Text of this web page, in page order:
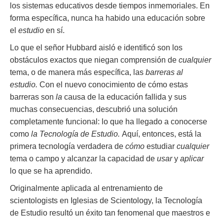
los sistemas educativos desde tiempos inmemoriales. En
forma específica, nunca ha habido una educación sobre
el estudio en sí.
Lo que el señor Hubbard aisló e identificó son los
obstáculos exactos que niegan comprensión de cualquier
tema, o de manera más específica, las barreras al
estudio. Con el nuevo conocimiento de cómo estas
barreras son la causa de la educación fallida y sus
muchas consecuencias, descubrió una solución
completamente funcional: lo que ha llegado a conocerse
como la Tecnología de Estudio. Aquí, entonces, está la
primera tecnología verdadera de cómo estudiar cualquier
tema o campo y alcanzar la capacidad de usary aplicar
lo que se ha aprendido.
Originalmente aplicada al entrenamiento de
scientologists en Iglesias de Scientology, la Tecnología
de Estudio resultó un éxito tan fenomenal que maestros e